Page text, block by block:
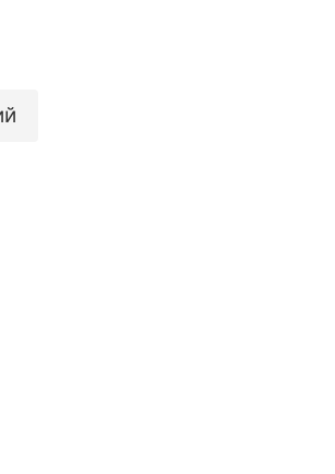
на обработку персональных данных